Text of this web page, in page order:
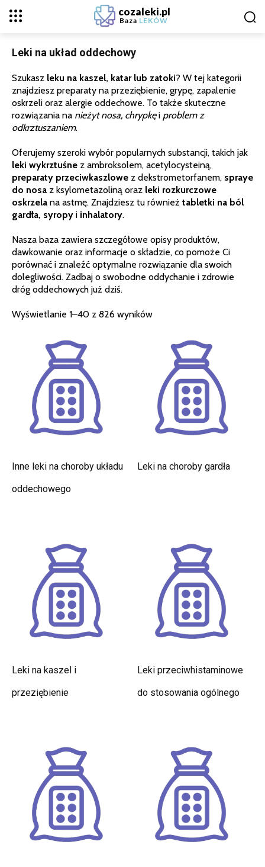
cozaleki.pl
Baza LEKÓW
Leki na układ oddechowy
Szukasz leku na kaszel, katar lub zatoki? W tej kategorii
znajdziesz preparaty na przeziębienie, grypę, zapalenie
oskrzeli oraz alergie oddechowe. To także skuteczne
rozwiązania na nieżyt nosa, chrypkęi problem z
odkrztuszaniem.
Oferujemy szeroki wybór popularnych substancji, takich jak
leki wykrztuśne z ambroksolem, acetylocysteiną,
preparaty przeciwkaszlowe z dekstrometorfanem, spraye
do nosa z ksylometazoliną oraz leki rozkurczowe
oskrzela na astmę. Znajdziesz tu również tabletki na ból
gardła, syropy i inhalatory.
Nasza baza zawiera szczegółowe opisy produktów,
dawkowanie oraz informacje o składzie, co pomoże Ci
porównać i znaleźć optymalne rozwiązanie dla swoich
dolegliwości. Zadbaj o swobodne oddychanie i zdrowie
dróg oddechowych już dziś.
Wyświetlanie 1–40 z 826 wyników
Inne leki na choroby układu
oddechowego
Leki na choroby gardła
Leki na kaszel i
przeziębienie
Leki przeciwhistaminowe
do stosowania ogólnego